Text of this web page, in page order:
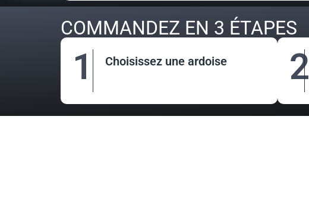
COMMANDEZ EN 3 ÉTAPES
1 Choisissez une ardoise 2